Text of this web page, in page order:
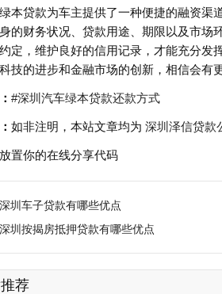
本贷款为车主提供了一种便捷的融资渠
的财务状况、贷款用途、期限以及市场
定，维护良好的信用记录，才能充分发
技的进步和金融市场的创新，相信会
#深圳汽车绿本贷款还款方式
如非注明，本站文章均为 深圳泽信贷款
置你的在线分享代码
深圳车子贷款有哪些优点
深圳按揭房抵押贷款有哪些优点
荐